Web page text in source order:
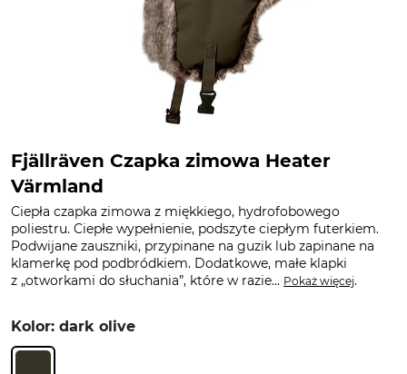
Fjällräven Czapka zimowa Heater
Värmland
Ciepła czapka zimowa z miękkiego, hydrofobowego
poliestru. Ciepłe wypełnienie, podszyte ciepłym futerkiem.
Podwijane zauszniki, przypinane na guzik lub zapinane na
klamerkę pod podbródkiem. Dodatkowe, małe klapki
z „otworkami do słuchania”, które w razie... Pokaż więcej.
Kolor: dark olive